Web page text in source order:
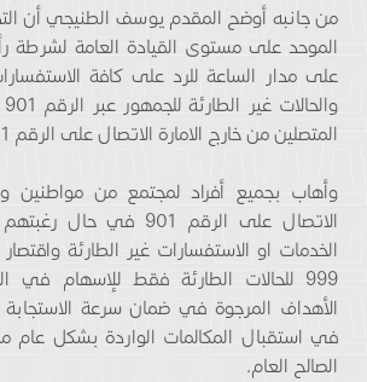
من جانبه أوضح المقدم يوسف الطنيجي أن
الموحد على مستوى القيادة العامة لشرطة
على مدار الساعة للرد على كافة
المتصلين من خارج الامارة الاتصال على الرقم 07901.
وأهاب بجميع أفراد لمجتمع من مواطنين
الاتصال على الرقم 901
الخدمات او الاستفسارات غير الطارئة
999 للحالات الطارئة فقط للإسهام
الأهداف المرجوة في ضمان سرعة الاستجابة
في استقبال المكالمات الواردة بشكل
الصالح العام.